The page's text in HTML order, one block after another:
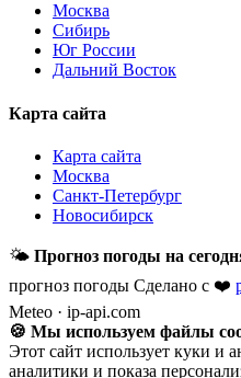
Москва
Сибирь
Юг России
Дальний Восток
Карта сайта
Карта сайта
Москва
Санкт-Петербург
Новосибирск
🌤 Прогноз погоды на
прогноз погоды Сделано с ❤️
Meteo · ip-api.com
🍪 Мы используем файлы
Этот сайт использует куки и
аналитики и показа